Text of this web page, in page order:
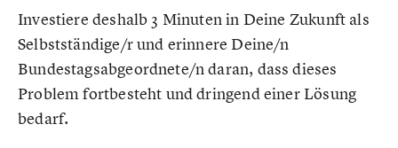
Investiere deshalb 3 Minuten in Deine Zukunft als
Selbstständige/r und erinnere Deine/n
Bundestagsabgeordnete/n daran, dass dieses
Problem fortbesteht und dringend einer Lösung
bedarf.